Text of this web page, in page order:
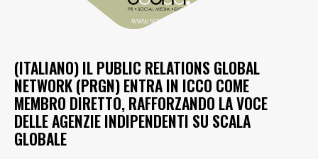
(ITALIANO) IL PUBLIC RELATIONS GLOBAL
NETWORK (PRGN) ENTRA IN ICCO COME
MEMBRO DIRETTO, RAFFORZANDO LA VOCE
DELLE AGENZIE INDIPENDENTI SU SCALA
GLOBALE